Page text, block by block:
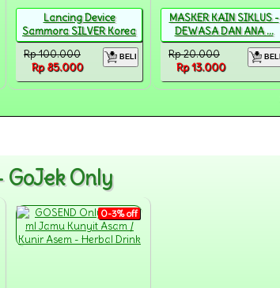
Lancing Device
Sammora SILVER Korea
Rp 100.000
Rp 85.000
BELI
MASKER KAIN SIKLUS -
DEWASA DAN ANA ...
Rp 20.000
Rp 13.000
BELI
GoJek Only
0-3% off